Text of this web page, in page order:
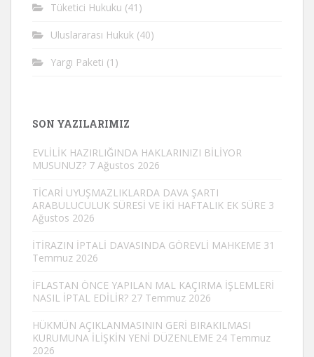
Tüketici Hukuku (41)
Uluslararası Hukuk (40)
Yargı Paketi (1)
SON YAZILARIMIZ
EVLİLİK HAZIRLIĞINDA HAKLARINIZI BİLİYOR
MUSUNUZ? 7 Ağustos 2026
TİCARİ UYUŞMAZLIKLARDA DAVA ŞARTI
ARABULUCULUK SÜRESİ VE İKİ HAFTALIK EK SÜRE 3
Ağustos 2026
İTİRAZIN İPTALİ DAVASINDA GÖREVLİ MAHKEME 31
Temmuz 2026
İFLASTAN ÖNCE YAPILAN MAL KAÇIRMA İŞLEMLERİ
NASIL İPTAL EDİLİR? 27 Temmuz 2026
HÜKMÜN AÇIKLANMASININ GERİ BIRAKILMASI
KURUMUNA İLİŞKİN YENİ DÜZENLEME 24 Temmuz
2026